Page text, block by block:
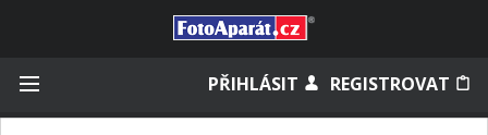
PŘIHLÁSIT REGISTROVAT